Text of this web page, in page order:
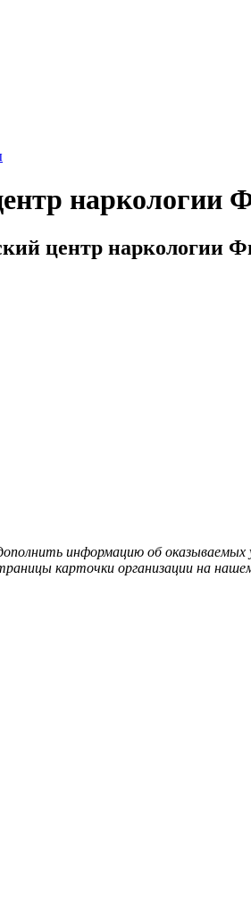
наркологии
центр наркологии
информацию об
карточки организации на